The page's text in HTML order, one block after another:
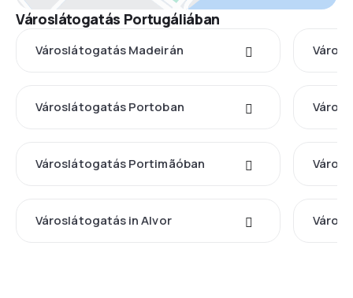
Városlátogatás Portugáliában
Városlátogatás Madeirán
Városlátogatás Portoban
Városlátogatás Portimãóban
Városlátogatás in Alvor